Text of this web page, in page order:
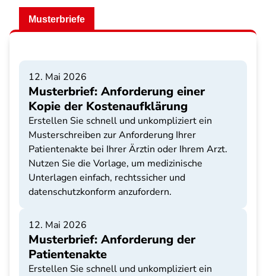
Musterbriefe
12. Mai 2026
Musterbrief: Anforderung einer
Kopie der Kostenaufklärung
Erstellen Sie schnell und unkompliziert ein
Musterschreiben zur Anforderung Ihrer
Patientenakte bei Ihrer Ärztin oder Ihrem Arzt.
Nutzen Sie die Vorlage, um medizinische
Unterlagen einfach, rechtssicher und
datenschutzkonform anzufordern.
12. Mai 2026
Musterbrief: Anforderung der
Patientenakte
Erstellen Sie schnell und unkompliziert ein